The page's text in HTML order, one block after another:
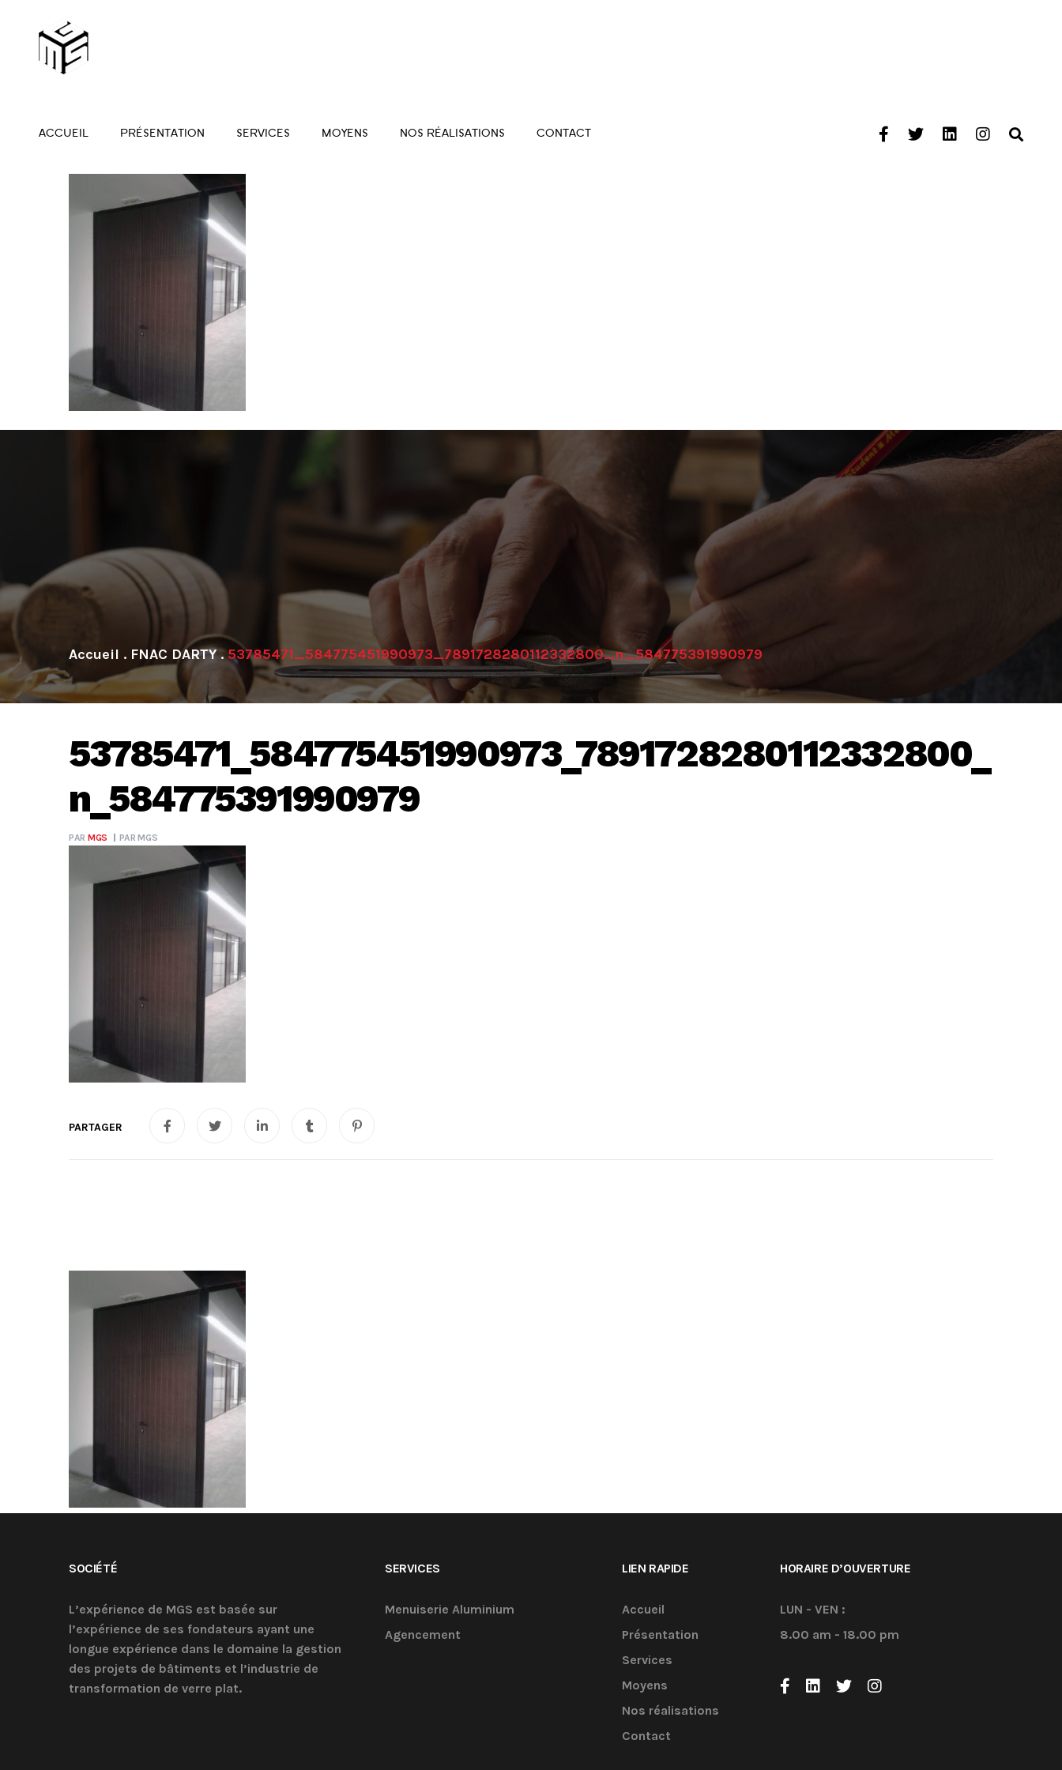
ACCUEIL PRÉSENTATION SERVICES MOYENS NOS RÉALISATIONS CONTACT
. FNAC DARTY . 53785471_584775451990973_7891728280112332800_n_584775391990979
53785471_584775451990973_7891728280112332800_
n_584775391990979
PAR MGS PARMGS
SOCIÉTÉ
L’expérience de MGS est basée sur
l’expérience de ses fondateurs ayant une
longue expérience dans le domaine la gestion
des projets de bâtiments et l’industrie de
transformation de verre plat.
SERVICES
Menuiserie Aluminium
Agencement
LIEN RAPIDE
Accueil
Présentation
Services
Moyens
Nos réalisations
Contact
HORAIRE D’OUVERTURE
LUN - VEN :
8.00 am - 18.00 pm